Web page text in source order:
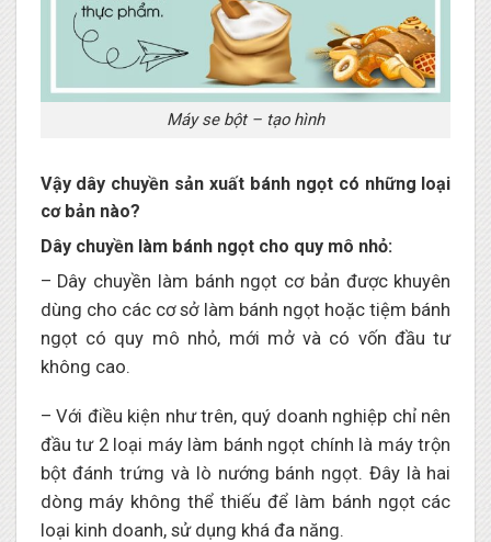
Máy se bột – tạo hình
Vậy dây chuyền sản xuất bánh ngọt có những loại
cơ bản nào?
Dây chuyền làm bánh ngọt cho quy mô nhỏ:
– Dây chuyền làm bánh ngọt cơ bản được khuyên
dùng cho các cơ sở làm bánh ngọt hoặc tiệm bánh
ngọt có quy mô nhỏ, mới mở và có vốn đầu tư
không cao.
– Với điều kiện như trên, quý doanh nghiệp chỉ nên
đầu tư 2 loại máy làm bánh ngọt chính là máy trộn
bột đánh trứng và lò nướng bánh ngọt. Đây là hai
dòng máy không thể thiếu để làm bánh ngọt các
loại kinh doanh, sử dụng khá đa năng.